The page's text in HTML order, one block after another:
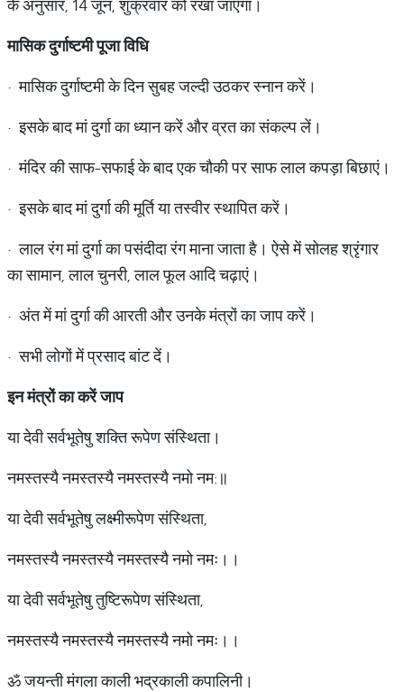
के अनुसार, 14 जून, शुक्रवार को रखा जाएगा।
मासिक दुर्गाष्टमी पूजा विधि
· मासिक दुर्गाष्टमी के दिन सुबह जल्दी उठकर स्नान करें।
· इसके बाद मां दुर्गा का ध्यान करें और व्रत का संकल्प लें।
· मंदिर की साफ-सफाई के बाद एक चौकी पर साफ लाल कपड़ा बिछाएं।
· इसके बाद मां दुर्गा की मूर्ति या तस्वीर स्थापित करें।
· लाल रंग मां दुर्गा का पसंदीदा रंग माना जाता है। ऐसे में सोलह श्रृंगार
का सामान, लाल चुनरी, लाल फूल आदि चढ़ाएं।
· अंत में मां दुर्गा की आरती और उनके मंत्रों का जाप करें।
· सभी लोगों में प्रसाद बांट दें।
इन मंत्रों का करें जाप
या देवी सर्वभूतेषु शक्ति रूपेण संस्थिता।
नमस्तस्यै नमस्तस्यै नमस्तस्यै नमो नम:॥
या देवी सर्वभूतेषु लक्ष्मीरूपेण संस्थिता,
नमस्तस्यै नमस्तस्यै नमस्तस्यै नमो नमः।।
या देवी सर्वभूतेषु तुष्टिरूपेण संस्थिता,
नमस्तस्यै नमस्तस्यै नमस्तस्यै नमो नमः।।
ॐ जयन्ती मंगला काली भद्रकाली कपालिनी।